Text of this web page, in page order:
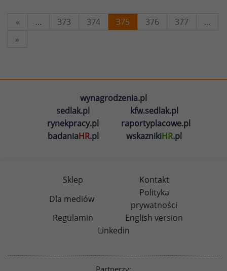
« ... 373 374 375 376 377
...
»
wynagrodzenia.pl
sedlak.pl
kfw.sedlak.pl
rynekpracy.pl
raportyplacowe.pl
badaniaHR.pl wskaznikiHR.pl
Sklep
Kontakt
Dla mediów
Polityka
prywatności
Regulamin
English version
Linkedin
Partnerzy: